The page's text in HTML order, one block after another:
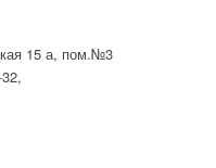
15 а, пом.№3